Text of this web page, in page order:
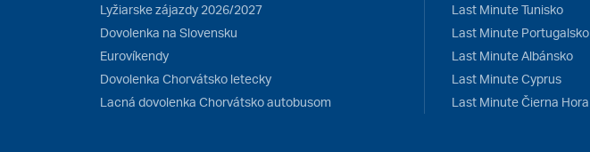
Lyžiarske zájazdy 2026/2027
Dovolenka na Slovensku
Eurovíkendy
Dovolenka Chorvátsko letecky
Lacná dovolenka Chorvátsko autobusom
Last Minute Tunisko
Last Minute Portugalsko
Last Minute Albánsko
Last Minute Cyprus
Last Minute Čierna Hora